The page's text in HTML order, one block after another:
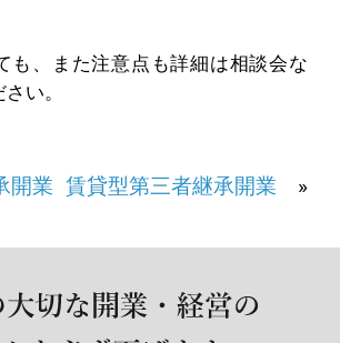
も、また注意点も詳細は相談会な
い。
開業 賃貸型第三者継承開業 »